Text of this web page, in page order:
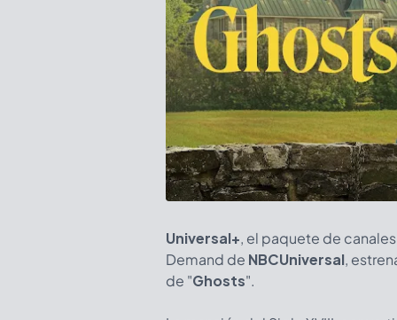
Universal+, el paquete de
Demand de NBCUniversal,
de "Ghosts".